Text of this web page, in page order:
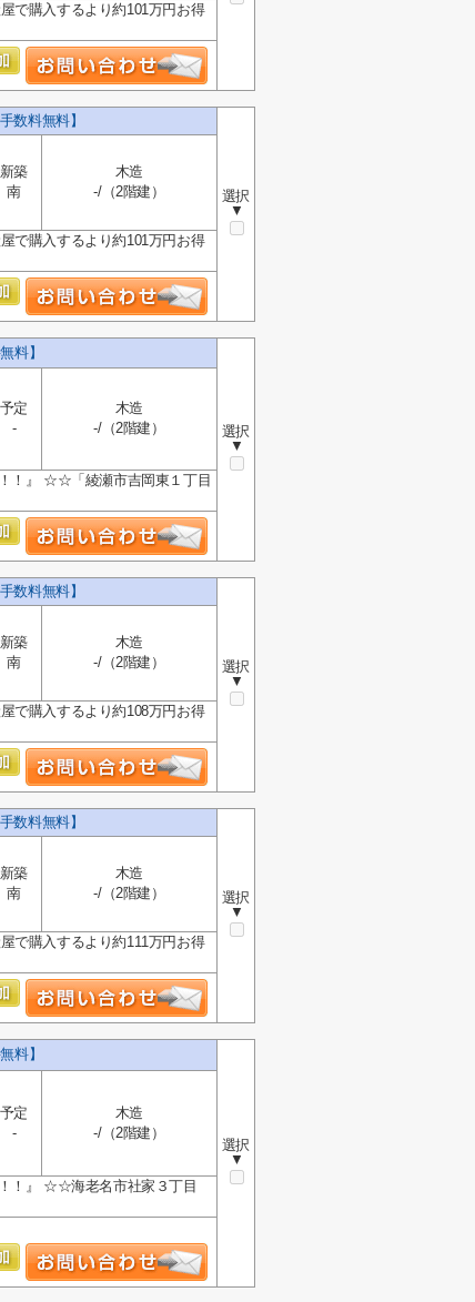
で購入するより約101万円お得
料無料】
選択
▼
新築
南
木造
-/（2階建）
で購入するより約101万円お得
料】
選択
▼
予定
-
木造
-/（2階建）
！』 ☆☆「綾瀬市吉岡東１丁目
料無料】
選択
▼
新築
南
木造
-/（2階建）
で購入するより約108万円お得
料無料】
選択
▼
新築
南
木造
-/（2階建）
で購入するより約111万円お得
料】
選択
▼
予定
-
木造
-/（2階建）
！』 ☆☆海老名市社家３丁目